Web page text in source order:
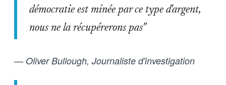
démocratie est minée par ce type d'argent,
nous ne la récupérerons pas"
— Oliver Bullough, Journaliste d'investigation